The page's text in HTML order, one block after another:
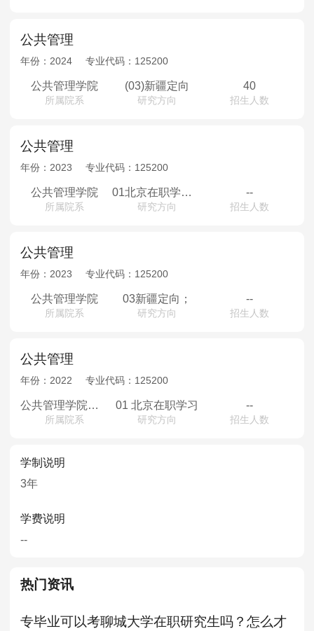
公共管理
年份： 2024 专业代码： 125200
公共管理学院
所属院系
(03)新疆定向
研究方向
40
招生人数
公共管理
年份： 2023 专业代码： 125200
公共管理学院
所属院系
01北京在职学习；
研究方向
--
招生人数
公共管理
年份： 2023 专业代码： 125200
公共管理学院
所属院系
03新疆定向；
研究方向
--
招生人数
公共管理
年份： 2022 专业代码： 125200
公共管理学院（专业学位）
所属院系
01 北京在职学习
研究方向
--
招生人数
学制说明
3年
学费说明
--
热门资讯
专毕业可以考聊城大学在职研究生吗？怎么才